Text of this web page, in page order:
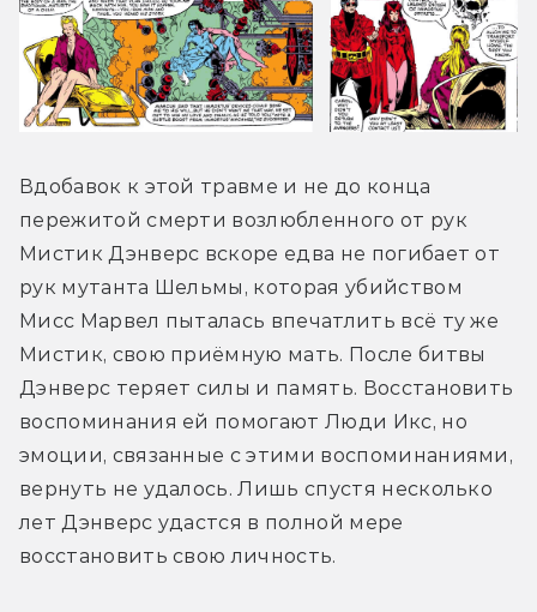
Вдобавок к этой травме и не до конца
пережитой смерти возлюбленного от рук
Мистик Дэнверс вскоре едва не погибает от
рук мутанта Шельмы, которая убийством
Мисс Марвел пыталась впечатлить всё ту же
Мистик, свою приёмную мать. После битвы
Дэнверс теряет силы и память. Восстановить
воспоминания ей помогают Люди Икс, но
эмоции, связанные с этими воспоминаниями,
вернуть не удалось. Лишь спустя несколько
лет Дэнверс удастся в полной мере
восстановить свою личность.